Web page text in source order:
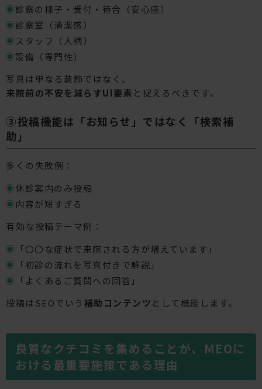
診察の様子・受付・待合（安心感）
診察室（清潔感）
スタッフ（人柄）
設備（専門性）
写真は単なる装飾ではなく、
来院前の不安を減らすUI要素 と捉えるべきです。
③投稿機能は「お知らせ」ではなく「検索補
助」
多くの失敗例：
休診案内のみ投稿
内容が短すぎる
有効な投稿テーマ例：
「〇〇な症状で来院される方が増えています」
「初診の流れを写真付きで解説」
「よくあるご質問への回答」
投稿はSEOでいう 補助コンテンツ として機能します。
良質なクチコミを集めることが、MEOに
おける最重要施策である理由